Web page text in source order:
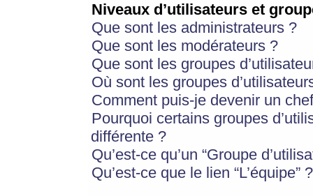
Niveaux d’utilisateurs et
Que sont les administrateurs ?
Que sont les modérateurs ?
Que sont les groupes
Où sont les groupes
Comment puis-je devenir un
Pourquoi certains groupes
différente ?
Qu’est-ce qu’un “Groupe
Qu’est-ce que le lien “L’équipe” ?